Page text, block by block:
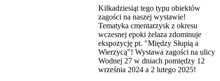
Kilkadziesiąt tego typu obiektów
zagości na naszej wystawie!
Tematyka cmentarzysk z okresu
wczesnej epoki żelaza zdominuje
ekspozycję pt. "Między Słupią a
Wierzycą"! Wystawa zagości na ulicy
Wodnej 27 w dniach pomiędzy 12
września 2024 a 2 lutego 2025!